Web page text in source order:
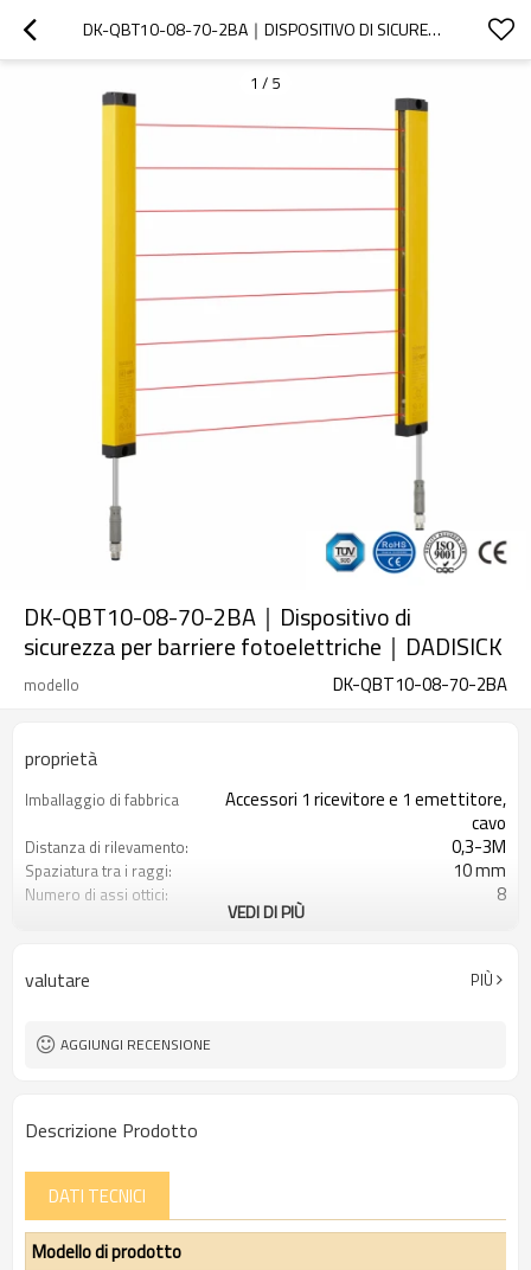
DK-QBT10-08-70-2BA｜DISPOSITIVO DI SICUREZZA PER BARRIERE FOTOELETTRICHE｜DADISICK
1 / 5
DK-QBT10-08-70-2BA｜Dispositivo di
sicurezza per barriere fotoelettriche｜DADISICK
modello DK-QBT10-08-70-2BA
proprietà
Imballaggio di fabbrica
Accessori 1 ricevitore e 1 emettitore,
cavo
Distanza di rilevamento: 0,3-3M
Spaziatura tra i raggi: 10 mm
Numero di assi ottici: 8
Spina di interfaccia Dotato di connettore M8
VEDI DI PIÙ
valutare PIÙ
AGGIUNGI RECENSIONE
Descrizione Prodotto
DATI TECNICI
Modello di prodotto